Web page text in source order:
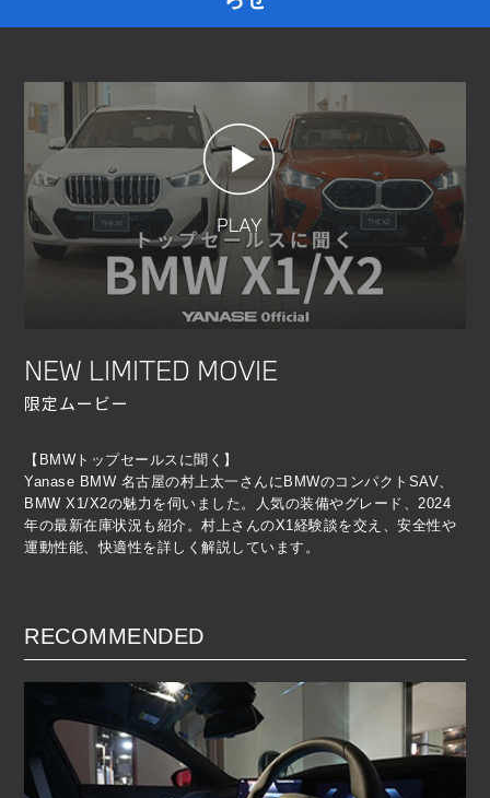
NEW LIMITED MOVIE
限定ムービー
【BMWトップセールスに聞く】
Yanase BMW 名古屋の村上太一さんにBMWのコンパクトSAV、
BMW X1/X2の魅力を伺いました。人気の装備やグレード、2024
年の最新在庫状況も紹介。村上さんのX1経験談を交え、安全性や
運動性能、快適性を詳しく解説しています。
RECOMMENDED